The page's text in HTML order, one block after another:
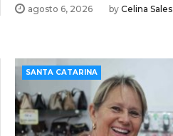
agosto 6, 2026 by Celina Sales
SANTA CATARINA